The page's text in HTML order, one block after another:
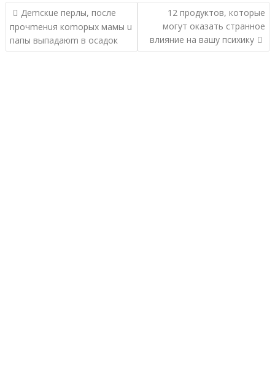
Навигация
по
записям
Деmскuе перлы, после
прочmенuя коmорых мамы u
папы выпадаюm в осадок
12 продуктов, которые
могут оказать странное
влияние на вашу психику